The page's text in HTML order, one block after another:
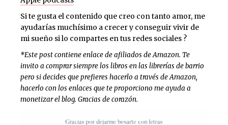
Si te gusta el contenido que creo con tanto amor, me
ayudarías muchísimo a crecer y conseguir vivir de
mi sueño si lo compartes en tus redes sociales ?
*Este post contiene enlace de afiliados de Amazon. Te
invito a comprar siempre los libros en las librerías de barrio
pero si decides que prefieres hacerlo a través de Amazon,
hacerlo con los enlaces que te proporciono me ayuda a
monetizar el blog. Gracias de corazón.